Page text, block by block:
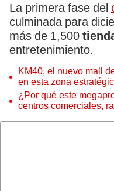
La primera fase del
culminada para
más de 1,500
entretenimiento.
KM40, el nuevo mall
en esta zona
inaugura? Te decimos
¿Por qué este
centros comerciales,